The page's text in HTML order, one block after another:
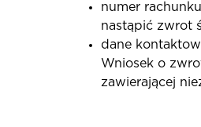
numer
nastąpić zwrot
dane
Wniosek o
zawierającej